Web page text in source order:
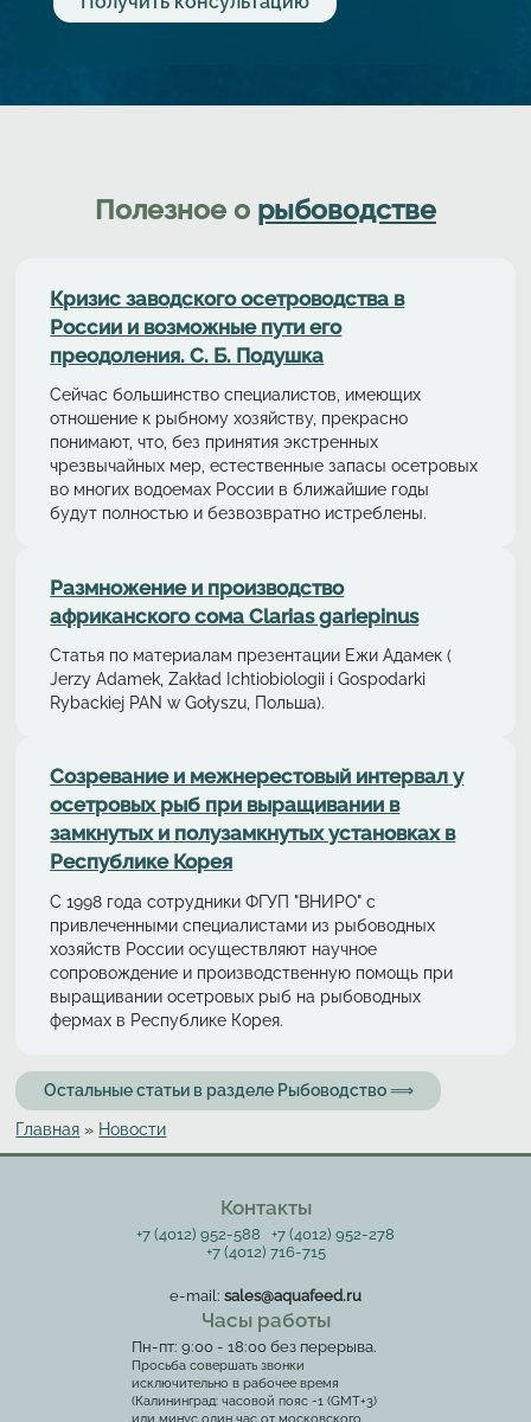
Полезное о рыбоводстве
Кризис заводского осетроводства в
России и возможные пути его
преодоления. С. Б. Подушка
Сейчас большинство специалистов, имеющих
отношение к рыбному хозяйству, прекрасно
понимают, что, без принятия экстренных
чрезвычайных мер, естественные запасы осетровых
во многих водоемах России в ближайшие годы
будут полностью и безвозвратно истреблены.
Размножение и производство
африканского сома Clarias gariepinus
Статья по материалам презентации Ежи Адамек (
Jerzy Adamek, Zakład Ichtiobiologii i Gospodarki
Rybackiej PAN w Gołyszu, Польша).
Cозревание и межнерестовый интервал у
осетровых рыб при выращивании в
замкнутых и полузамкнутых установках в
Республике Корея
С 1998 года сотрудники ФГУП "ВНИРО" с
привлеченными специалистами из рыбоводных
хозяйств России осуществляют научное
сопровождение и производственную помощь при
выращивании осетровых рыб на рыбоводных
фермах в Республике Корея.
Остальные статьи в разделе Рыбоводство ⟹
Вы здесь
Главная » Новости
Контакты
+7 (4012) 952-588
+7 (4012) 952-278
+7 (4012) 716-715
e-mail: sales@aquafeed.ru
Часы работы
Пн-пт: 9:00 - 18:00 без перерыва.
Просьба совершать звонки
исключительно в рабочее время
(Калининград: часовой пояс -1 (GMT+3)